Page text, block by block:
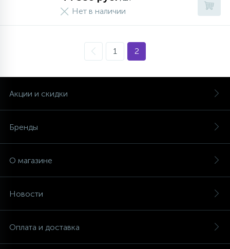
Нет в наличии
1 2
Акции и скидки
Бренды
О магазине
Новости
Оплата и доставка